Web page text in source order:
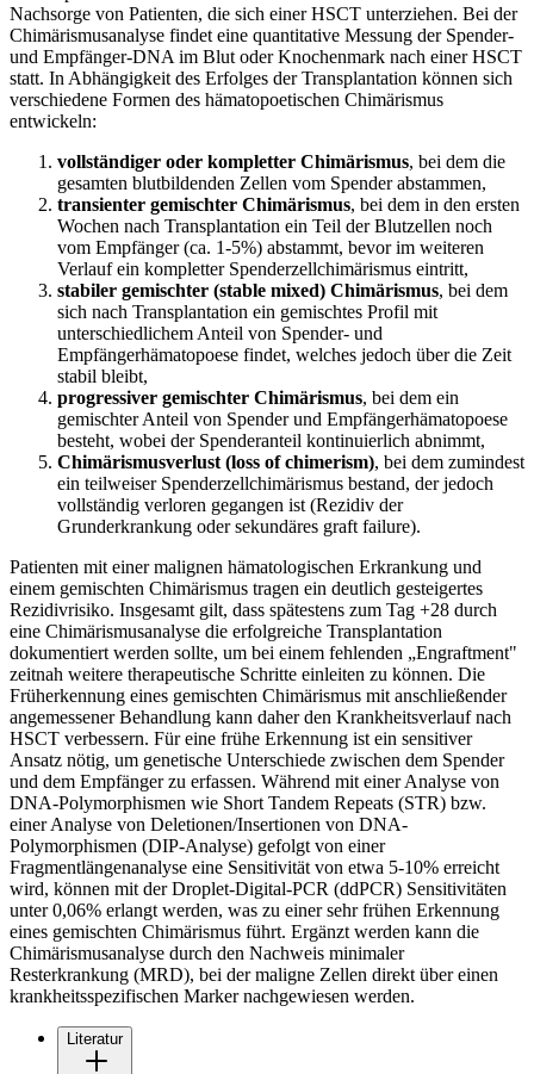
Nachsorge von Patienten, die sich einer HSCT unterziehen. Bei der
Chimärismusanalyse findet eine quantitative Messung der Spender-
und Empfänger-DNA im Blut oder Knochenmark nach einer HSCT
statt. In Abhängigkeit des Erfolges der Transplantation können sich
verschiedene Formen des hämatopoetischen Chimärismus
entwickeln:
vollständiger oder kompletter Chimärismus, bei dem die
gesamten blutbildenden Zellen vom Spender abstammen,
transienter gemischter Chimärismus, bei dem in den ersten
Wochen nach Transplantation ein Teil der Blutzellen noch
vom Empfänger (ca. 1-5%) abstammt, bevor im weiteren
Verlauf ein kompletter Spenderzellchimärismus eintritt,
stabiler gemischter (stable mixed) Chimärismus, bei dem
sich nach Transplantation ein gemischtes Profil mit
unterschiedlichem Anteil von Spender- und
Empfängerhämatopoese findet, welches jedoch über die Zeit
stabil bleibt,
progressiver gemischter Chimärismus, bei dem ein
gemischter Anteil von Spender und Empfängerhämatopoese
besteht, wobei der Spenderanteil kontinuierlich abnimmt,
Chimärismusverlust (loss of chimerism), bei dem zumindest
ein teilweiser Spenderzellchimärismus bestand, der jedoch
vollständig verloren gegangen ist (Rezidiv der
Grunderkrankung oder sekundäres graft failure).
Patienten mit einer malignen hämatologischen Erkrankung und
einem gemischten Chimärismus tragen ein deutlich gesteigertes
Rezidivrisiko. Insgesamt gilt, dass spätestens zum Tag +28 durch
eine Chimärismusanalyse die erfolgreiche Transplantation
dokumentiert werden sollte, um bei einem fehlenden „Engraftment"
zeitnah weitere therapeutische Schritte einleiten zu können. Die
Früherkennung eines gemischten Chimärismus mit anschließender
angemessener Behandlung kann daher den Krankheitsverlauf nach
HSCT verbessern. Für eine frühe Erkennung ist ein sensitiver
Ansatz nötig, um genetische Unterschiede zwischen dem Spender
und dem Empfänger zu erfassen. Während mit einer Analyse von
DNA-Polymorphismen wie Short Tandem Repeats (STR) bzw.
einer Analyse von Deletionen/Insertionen von DNA-
Polymorphismen (DIP-Analyse) gefolgt von einer
Fragmentlängenanalyse eine Sensitivität von etwa 5-10% erreicht
wird, können mit der Droplet-Digital-PCR (ddPCR) Sensitivitäten
unter 0,06% erlangt werden, was zu einer sehr frühen Erkennung
eines gemischten Chimärismus führt. Ergänzt werden kann die
Chimärismusanalyse durch den Nachweis minimaler
Resterkrankung (MRD), bei der maligne Zellen direkt über einen
krankheitsspezifischen Marker nachgewiesen werden.
Literatur